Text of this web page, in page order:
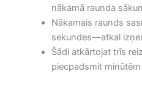
nākamā raunda
Nākamais raunds
sekundes—atkal
Šādi atkārtojat trīs
piecpadsmit